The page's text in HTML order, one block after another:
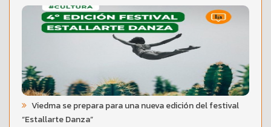
Viedma se prepara para una nueva edición del festival
“Estallarte Danza”